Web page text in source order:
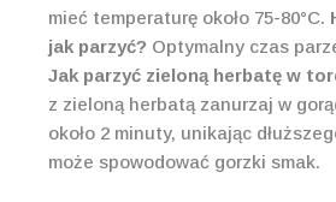
mieć temperaturę około 75-80°C.
jak parzyć? Optymalny czas
Jak parzyć zieloną herbatę w
z zieloną herbatą zanurzaj w
około 2 minuty, unikając
może spowodować gorzki smak.